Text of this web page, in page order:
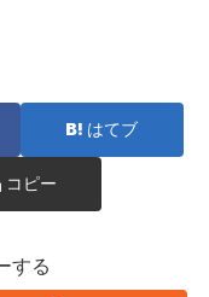
はてブ
コピー
する